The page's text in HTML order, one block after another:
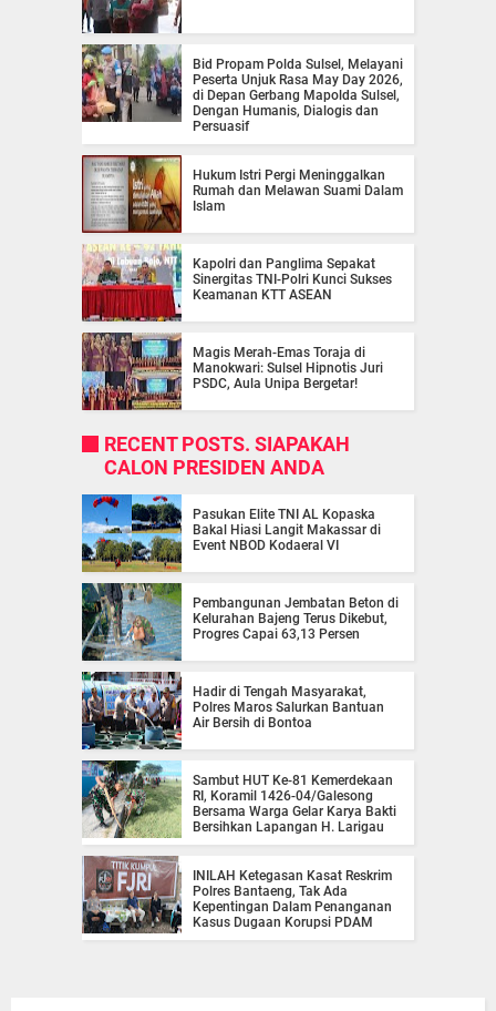
Bid Propam Polda Sulsel, Melayani
Peserta Unjuk Rasa May Day 2026,
di Depan Gerbang Mapolda Sulsel,
Dengan Humanis, Dialogis dan
Persuasif
Hukum Istri Pergi Meninggalkan
Rumah dan Melawan Suami Dalam
Islam
Kapolri dan Panglima Sepakat
Sinergitas TNI-Polri Kunci Sukses
Keamanan KTT ASEAN
Magis Merah-Emas Toraja di
Manokwari: Sulsel Hipnotis Juri
PSDC, Aula Unipa Bergetar!
RECENT POSTS. SIAPAKAH
CALON PRESIDEN ANDA
Pasukan Elite TNI AL Kopaska
Bakal Hiasi Langit Makassar di
Event NBOD Kodaeral VI
Pembangunan Jembatan Beton di
Kelurahan Bajeng Terus Dikebut,
Progres Capai 63,13 Persen
Hadir di Tengah Masyarakat,
Polres Maros Salurkan Bantuan
Air Bersih di Bontoa
Sambut HUT Ke-81 Kemerdekaan
RI, Koramil 1426-04/Galesong
Bersama Warga Gelar Karya Bakti
Bersihkan Lapangan H. Larigau
INILAH Ketegasan Kasat Reskrim
Polres Bantaeng, Tak Ada
Kepentingan Dalam Penanganan
Kasus Dugaan Korupsi PDAM